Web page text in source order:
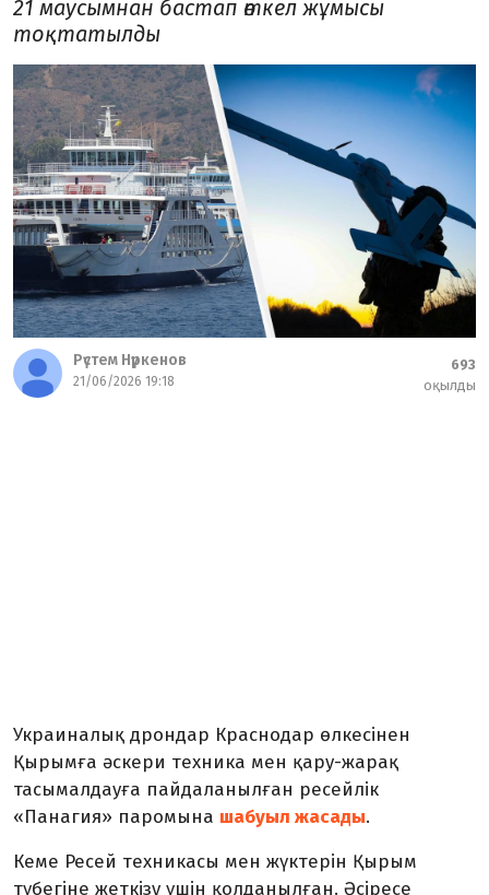
21 маусымнан бастап өткел жұмысы
тоқтатылды
Рүстем Нүркенов
21/06/2026 19:18
693
оқылды
Украиналық дрондар Краснодар өлкесінен
Қырымға әскери техника мен қару-жарақ
тасымалдауға пайдаланылған ресейлік
«Панагия» паромына шабуыл жасады.
Кеме Ресей техникасы мен жүктерін Қырым
түбегіне жеткізу үшін қолданылған. Әсіресе